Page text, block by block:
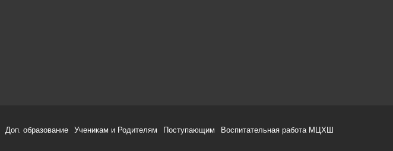
Доп. образование Ученикам и Родителям Поступающим Воспитательная работа МЦХШ